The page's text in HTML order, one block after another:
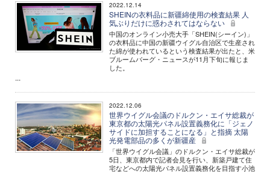
2022.12.14
SHEINの衣料品に新疆綿使用の検査結果 人
気ぶりだけに惑わされてはならない
中国のオンライン小売大手「SHEIN(シーイン)」
の衣料品に中国の新疆ウイグル自治区で生産され
た綿が使われているという検査結果が出たと、米
ブルームバーグ・ニュースが11月下旬に報じま
した。
...
2022.12.06
世界ウイグル会議のドルクン・エイサ総裁が
東京都の太陽光パネル設置義務化に「ジェノ
サイドに加担することになる」と指摘 太陽
光発電部品の多くが新疆産
「世界ウイグル会議」のドルクン・エイサ総裁が
5日、東京都内で記者会見を行い、新築戸建て住
宅などへの太陽光パネル設置義務化を目指す小池